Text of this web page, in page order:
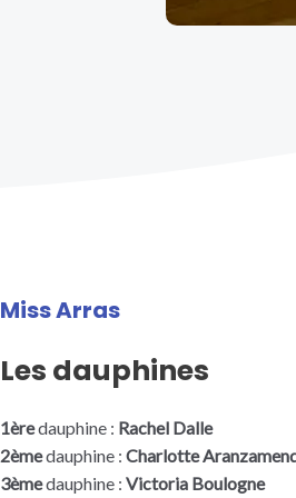
Miss Arras
Les dauphines
1èredauphine : Rachel Dalle
2èmedauphine : Charlotte
3èmedauphine : Victoria Boulogne